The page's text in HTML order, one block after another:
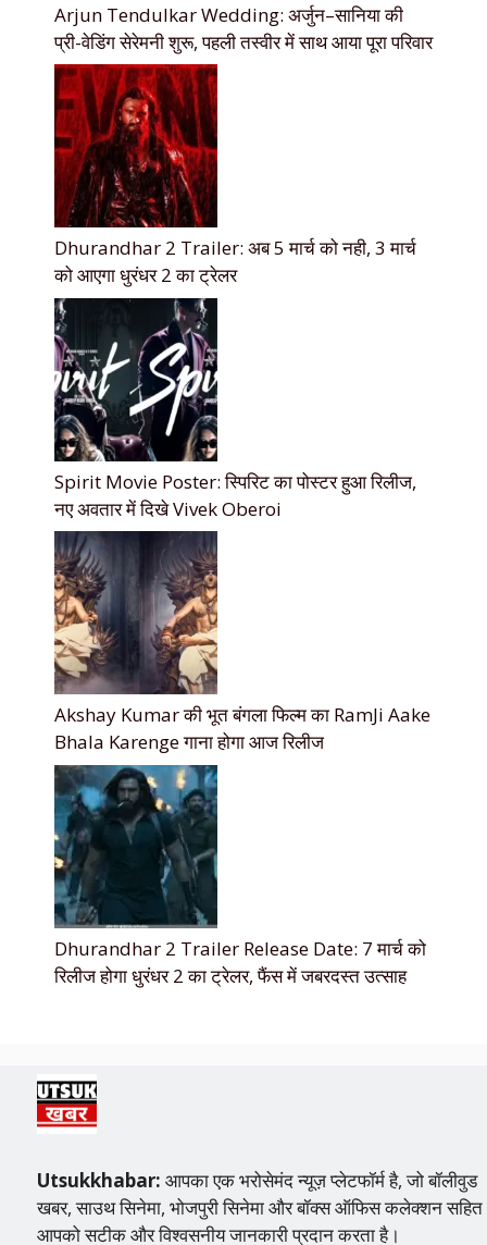
Arjun Tendulkar Wedding: अर्जुन–सानिया की
प्री-वेडिंग सेरेमनी शुरू, पहली तस्वीर में साथ आया पूरा परिवार
Dhurandhar 2 Trailer: अब 5 मार्च को नही, 3 मार्च
को आएगा धुरंधर 2 का ट्रेलर
Spirit Movie Poster: स्पिरिट का पोस्टर हुआ रिलीज,
नए अवतार में दिखे Vivek Oberoi
Akshay Kumar की भूत बंगला फिल्म का RamJi Aake
Bhala Karenge गाना होगा आज रिलीज
Dhurandhar 2 Trailer Release Date: 7 मार्च को
रिलीज होगा धुरंधर 2 का ट्रेलर, फैंस में जबरदस्त उत्साह
Utsukkhabar: आपका एक भरोसेमंद न्यूज़ प्लेटफॉर्म है, जो बॉलीवुड
खबर, साउथ सिनेमा, भोजपुरी सिनेमा और बॉक्स ऑफिस कलेक्शन सहित
आपको सटीक और विश्वसनीय जानकारी प्रदान करता है।